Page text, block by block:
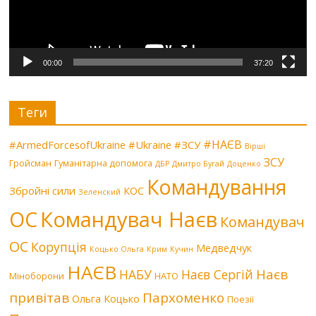
00:00 37:20
Теги
#ArmedForcesofUkraine #Ukraine #ЗСУ #НАЄВ Вірші
Гройсман Гуманітарна допомога ДБР Дмитро Бугай Доценко ЗСУ
Збройні сили Зеленский КОС Командування
ОС Командувач Наєв Командувач
ОС Корупція Коцько Ольга Крим Кучин Медведчук
Міноборони НАЄВ НАБУ НАТО Наєв Сергій Наєв
привітав Ольга Коцько Пархоменко Поезії